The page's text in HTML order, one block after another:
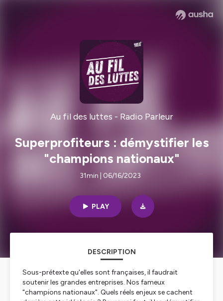
Au fil des luttes - Radio Parleur
Superprofiteurs : démystifier les
"champions nationaux"
31min | 06/16/2023
PLAY
DESCRIPTION
Sous-prétexte qu'elles sont françaises, il faudrait
soutenir les grandes entreprises. Nos fameux
"champions nationaux". Quels réels enjeux se cachent